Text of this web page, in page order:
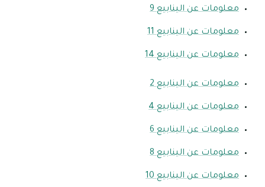
معلومات عن الينابيع 9
معلومات عن الينابيع 11
معلومات عن الينابيع 14
معلومات عن الينابيع 2
معلومات عن الينابيع 4
معلومات عن الينابيع 6
معلومات عن الينابيع 8
معلومات عن الينابيع 10